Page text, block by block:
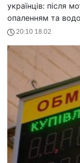
українців: після
опаленням та
20:10 18.02